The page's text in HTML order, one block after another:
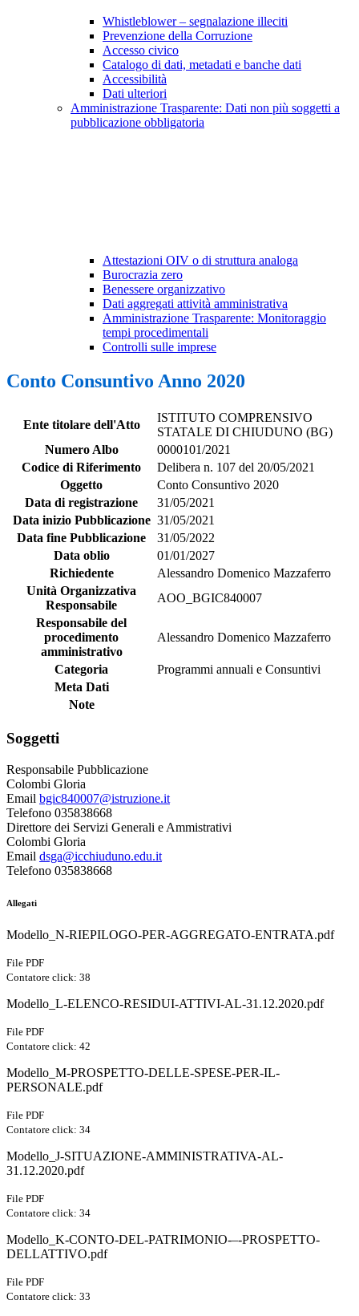
Whistleblower – segnalazione illeciti
Prevenzione della Corruzione
Accesso civico
Catalogo di dati, metadati e banche dati
Accessibilità
Dati ulteriori
Amministrazione Trasparente: Dati non più soggetti a
pubblicazione obbligatoria
Attestazioni OIV o di struttura analoga
Burocrazia zero
Benessere organizzativo
Dati aggregati attività amministrativa
Amministrazione Trasparente: Monitoraggio
tempi procedimentali
Controlli sulle imprese
Conto Consuntivo Anno 2020
Ente titolare dell'Atto
ISTITUTO COMPRENSIVO
STATALE DI CHIUDUNO (BG)
Numero Albo
0000101/2021
Codice di Riferimento
Delibera n. 107 del 20/05/2021
Oggetto
Conto Consuntivo 2020
Data di registrazione
31/05/2021
Data inizio Pubblicazione 31/05/2021
Data fine Pubblicazione
31/05/2022
Data oblio
01/01/2027
Richiedente
Alessandro Domenico Mazzaferro
Unità Organizzativa
Responsabile
AOO_BGIC840007
Responsabile del
procedimento
amministrativo
Alessandro Domenico Mazzaferro
Categoria
Programmi annuali e Consuntivi
Meta Dati
Note
Soggetti
Responsabile Pubblicazione
Colombi Gloria
Email bgic840007@istruzione.it
Telefono 035838668
Direttore dei Servizi Generali e Ammistrativi
Colombi Gloria
Email dsga@icchiuduno.edu.it
Telefono 035838668
Allegati
Modello_N-RIEPILOGO-PER-AGGREGATO-ENTRATA.pdf
File PDF
Contatore click: 38
Modello_L-ELENCO-RESIDUI-ATTIVI-AL-31.12.2020.pdf
File PDF
Contatore click: 42
Modello_M-PROSPETTO-DELLE-SPESE-PER-IL-
PERSONALE.pdf
File PDF
Contatore click: 34
Modello_J-SITUAZIONE-AMMINISTRATIVA-AL-
31.12.2020.pdf
File PDF
Contatore click: 34
Modello_K-CONTO-DEL-PATRIMONIO-–-PROSPETTO-
DELLATTIVO.pdf
File PDF
Contatore click: 33